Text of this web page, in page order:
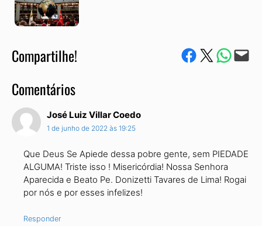
Compartilhe! Compartilhe no Facebook
Compartilhe no Twitter
Compartile via
Envie via e-mail
Comentários
José Luiz Villar Coedo
1 de junho de 2022 às 19:25
Que Deus Se Apiede dessa pobre gente, sem PIEDADE
ALGUMA! Triste isso ! Misericórdia! Nossa Senhora
Aparecida e Beato Pe. Donizetti Tavares de Lima! Rogai
por nós e por esses infelizes!
Responder